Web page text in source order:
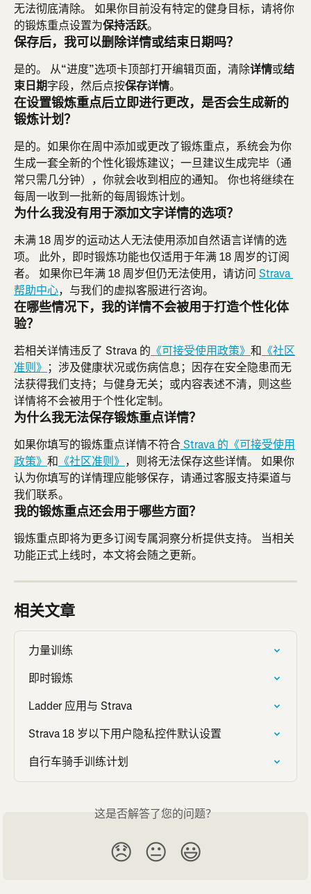
无法彻底清除。 如果你目前没有特定的健身目标，请将你
的锻炼重点设置为保持活跃。
保存后，我可以删除详情或结束日期吗？
是的。 从“进度”选项卡顶部打开编辑页面，清除详情或结
束日期字段，然后点按保存详情。
在设置锻炼重点后立即进行更改，是否会生成新的
锻炼计划？
是的。如果你在周中添加或更改了锻炼重点，系统会为你
生成一套全新的个性化锻炼建议；一旦建议生成完毕（通
常只需几分钟），你就会收到相应的通知。 你也将继续在
每周一收到一批新的每周锻炼计划。
为什么我没有用于添加文字详情的选项？
未满 18 周岁的运动达人无法使用添加自然语言详情的选
项。 此外，即时锻炼功能也仅适用于年满 18 周岁的订阅
者。 如果你已年满 18 周岁但仍无法使用，请访问 Strava
帮助中心，与我们的虚拟客服进行咨询。
在哪些情况下，我的详情不会被用于打造个性化体
验？
若相关详情违反了 Strava 的 《可接受使用政策》 和 《社区
准则》 ；涉及健康状况或伤病信息；因存在安全隐患而无
法获得我们支持；与健身无关；或内容表述不清，则这些
详情将不会被用于个性化定制。
为什么我无法保存锻炼重点详情？
如果你填写的锻炼重点详情不符合 Strava 的《可接受使用
政策》 和 《社区准则》 ，则将无法保存这些详情。 如果你
认为你填写的详情理应能够保存，请通过客服支持渠道与
我们联系。
我的锻炼重点还会用于哪些方面？
锻炼重点即将为更多订阅专属洞察分析提供支持。 当相关
功能正式上线时，本文将会随之更新。
相关文章
力量训练
即时锻炼
Ladder 应用与 Strava
Strava 18 岁以下用户隐私控件默认设置
自行车骑手训练计划
这是否解答了您的问题？
😞 😐 😃